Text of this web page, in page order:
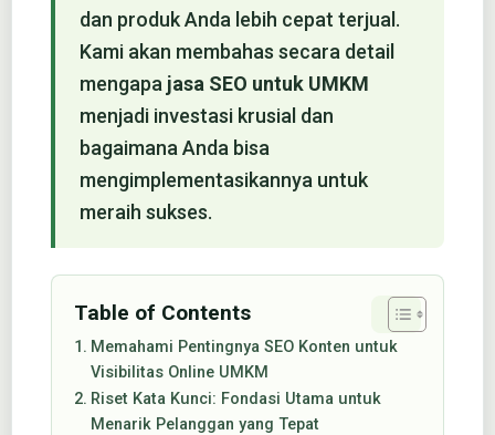
dan produk Anda lebih cepat terjual.
Kami akan membahas secara detail
mengapa jasa SEO untuk UMKM
menjadi investasi krusial dan
bagaimana Anda bisa
mengimplementasikannya untuk
meraih sukses.
Table of Contents
Memahami Pentingnya SEO Konten untuk
Visibilitas Online UMKM
Riset Kata Kunci: Fondasi Utama untuk
Menarik Pelanggan yang Tepat